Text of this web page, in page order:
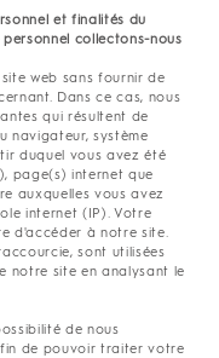
et finalités du
collectons-nous
web sans fournir de
Dans ce cas, nous
qui résultent de
navigateur, système
duquel vous avez été
page(s) internet que
auxquelles vous avez
internet (IP). Votre
d'accéder à notre site.
sont utilisées
notre site en analysant le
de nous
de pouvoir traiter votre